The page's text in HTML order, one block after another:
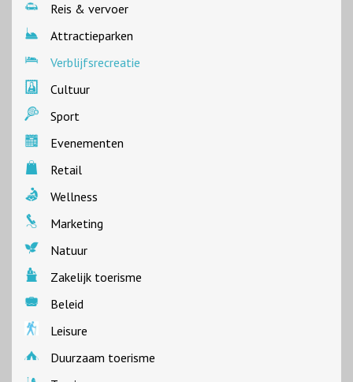
Reis & vervoer
Attractieparken
Verblijfsrecreatie
Cultuur
Sport
Evenementen
Retail
Wellness
Marketing
Natuur
Zakelijk toerisme
Beleid
Leisure
Duurzaam toerisme